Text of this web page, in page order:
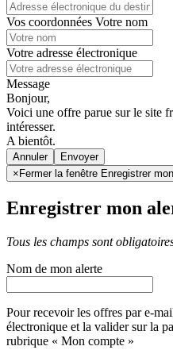
Vos coordonnées Votre nom
Votre adresse électronique
Message
Bonjour,
Voici une offre parue sur le site
intéresser.
A bientôt.
Annuler
× Fermer la fenêtre Enregistrer
Enregistrer mon
Tous les champs sont
Nom de mon alerte
Pour recevoir les offres par e-
électronique et la valider sur la
rubrique « Mon compte »